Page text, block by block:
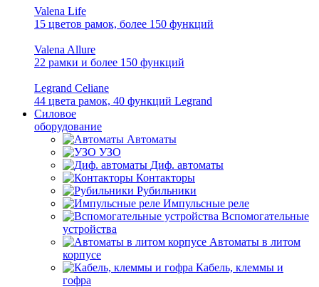
Valena Life
15 цветов рамок, более 150 функций
Valena Allure
22 рамки и более 150 функций
Legrand Celiane
44 цвета рамок, 40 функций Legrand
Силовое
оборудование
Автоматы
УЗО
Диф. автоматы
Контакторы
Рубильники
Импульсные реле
Вспомогательные
устройства
Автоматы в литом
корпусе
Кабель, клеммы и
гофра